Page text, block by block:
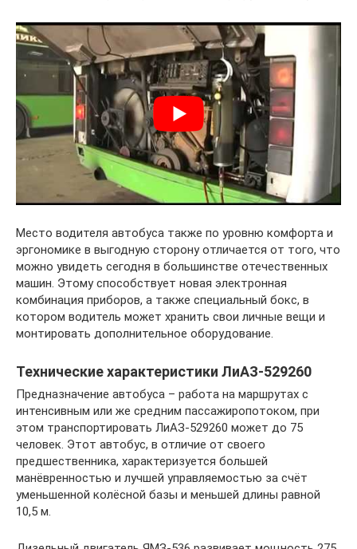
Место водителя автобуса также по уровню комфорта и
эргономике в выгодную сторону отличается от того, что
можно увидеть сегодня в большинстве отечественных
машин. Этому способствует новая электронная
комбинация приборов, а также специальный бокс, в
котором водитель может хранить свои личные вещи и
монтировать дополнительное оборудование.
Технические характеристики ЛиАЗ-529260
Предназначение автобуса – работа на маршрутах с
интенсивным или же средним пассажиропотоком, при
этом транспортировать ЛиАЗ-529260 может до 75
человек. Этот автобус, в отличие от своего
предшественника, характеризуется большей
манёвренностью и лучшей управляемостью за счёт
уменьшенной колёсной базы и меньшей длины равной
10,5 м.